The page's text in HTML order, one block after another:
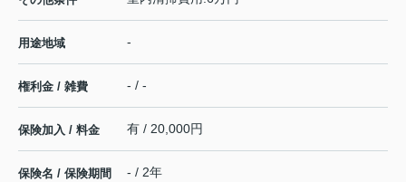
用途地域 -
権利金 / 雑費 - / -
保険加入 / 料金 有 / 20,000円
保険名 / 保険期間 - / 2年